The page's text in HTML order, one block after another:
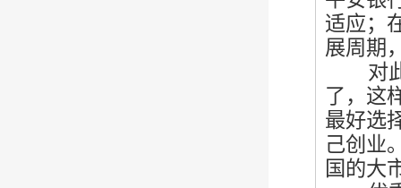
适应；
展周期
对此
了，这
最好选
己创业
国的大